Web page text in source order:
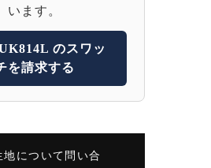
います。
のスワッ
を請求する
地について問い合